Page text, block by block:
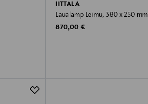
IITTALA
Laualamp Leimu, 380 x 250 mm
Original Price
870,00 €